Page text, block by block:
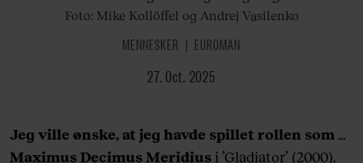
Foto: Mike Kollöffel og Andrej Vasilenko
MENNESKER EUROMAN
27. Oct. 2025
Jeg ville ønske, at jeg havde spillet rollen som …
Maximus Decimus Meridius i ’Gladiator’ (2000).